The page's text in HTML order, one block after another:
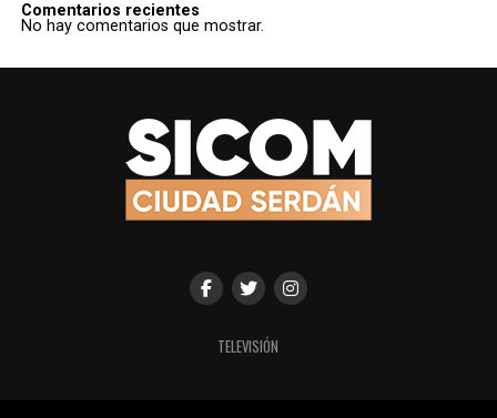
Comentarios recientes
No hay comentarios que mostrar.
TELEVISIÓN